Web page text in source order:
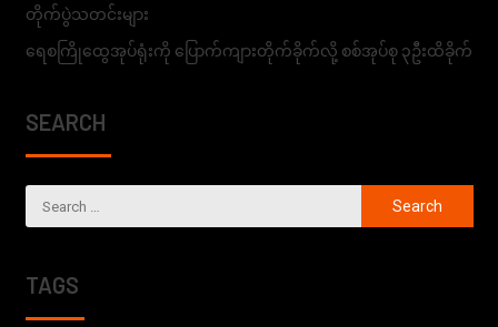
တိုက်ပွဲသတင်းများ
ရေစကြိုထွေအုပ်ရုံးကို ပြောက်ကျားတိုက်ခိုက်လို့ စစ်အုပ်စု ၃ဦးထိခိုက်
SEARCH
TAGS